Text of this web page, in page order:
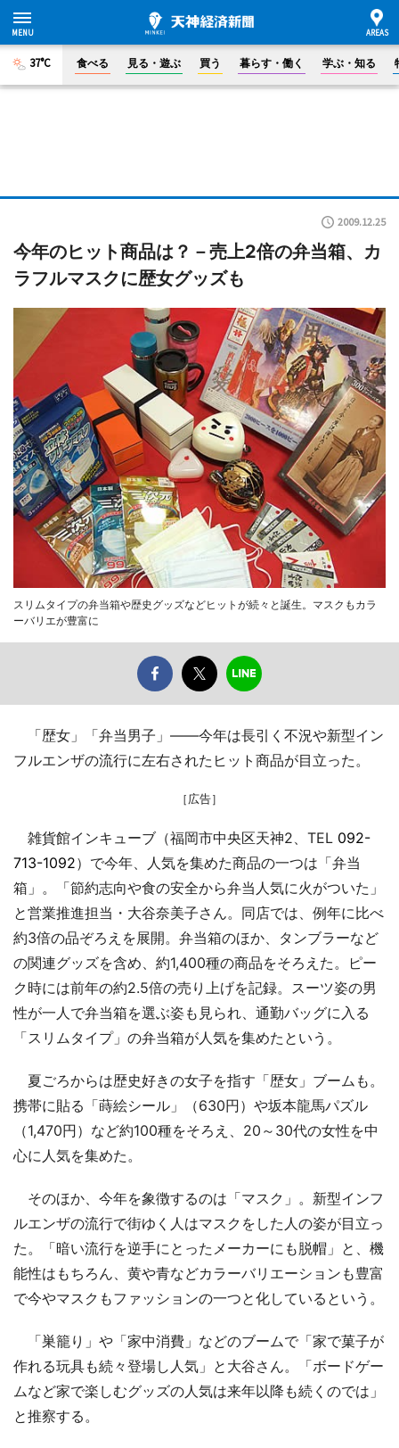
37°C 食べる 見る・遊ぶ 買う 暮らす・働く 学ぶ・知る
2009.12.25
今年のヒット商品は？－売上2倍の弁当箱、カ
ラフルマスクに歴女グッズも
スリムタイプの弁当箱や歴史グッズなどヒットが続々と誕生。マスクもカラ
ーバリエが豊富に
「歴女」「弁当男子」――今年は長引く不況や新型イン
フルエンザの流行に左右されたヒット商品が目立った。
［広告］
雑貨館インキューブ（福岡市中央区天神2、TEL 092-
713-1092）で今年、人気を集めた商品の一つは「弁当
箱」。「節約志向や食の安全から弁当人気に火がついた」
と営業推進担当・大谷奈美子さん。同店では、例年に比べ
約3倍の品ぞろえを展開。弁当箱のほか、タンブラーなど
の関連グッズを含め、約1,400種の商品をそろえた。ピー
ク時には前年の約2.5倍の売り上げを記録。スーツ姿の男
性が一人で弁当箱を選ぶ姿も見られ、通勤バッグに入る
「スリムタイプ」の弁当箱が人気を集めたという。
夏ごろからは歴史好きの女子を指す「歴女」ブームも。
携帯に貼る「蒔絵シール」（630円）や坂本龍馬パズル
（1,470円）など約100種をそろえ、20～30代の女性を中
心に人気を集めた。
そのほか、今年を象徴するのは「マスク」。新型インフ
ルエンザの流行で街ゆく人はマスクをした人の姿が目立っ
た。「暗い流行を逆手にとったメーカーにも脱帽」と、機
能性はもちろん、黄や青などカラーバリエーションも豊富
で今やマスクもファッションの一つと化しているという。
「巣籠り」や「家中消費」などのブームで「家で菓子が
作れる玩具も続々登場し人気」と大谷さん。「ボードゲー
ムなど家で楽しむグッズの人気は来年以降も続くのでは」
と推察する。